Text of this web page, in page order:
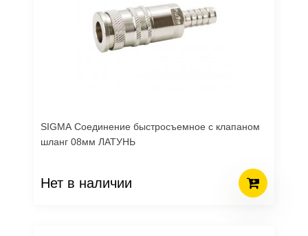
SIGMA Соединение быстросъемное с клапаном
шланг 08мм ЛАТУНЬ
Нет в наличии